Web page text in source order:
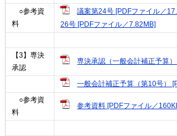
○参考資
料
議案第24号 [PDFファイル／
26号 [PDFファイル／7.82MB]
【3】専決
承認
専決承認（一般会計補正予算
一般会計補正予算（第10号）
○参考資
料
参考資料 [PDFファイル／